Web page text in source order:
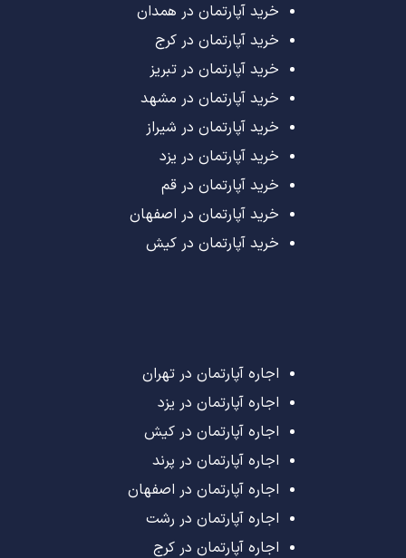
خرید آپارتمان در همدان
خرید آپارتمان در کرج
خرید آپارتمان در تبریز
خرید آپارتمان در مشهد
خرید آپارتمان در شیراز
خرید آپارتمان در یزد
خرید آپارتمان در قم
خرید آپارتمان در اصفهان
خرید آپارتمان در کیش
اجاره آپارتمان در تهران
اجاره آپارتمان در یزد
اجاره آپارتمان در کیش
اجاره آپارتمان در پرند
اجاره آپارتمان در اصفهان
اجاره آپارتمان در رشت
اجاره آپارتمان در کرج